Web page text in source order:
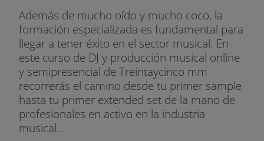
- Canales de grupo
- Canales VCA
- Configuración de medidores y panorámica
- Efectos de inserción: Procesadores de dinámica.
Procesadores de efecto
- Ecualización
Además de mucho oído y mucho coco, la
formación especializada es fundamental para
llegar a tener éxito en el sector musical. En
este curso de DJ y producción musical online
y semipresencial de Treintaycinco mm
recorrerás el camino desde tu primer sample
hasta tu primer extended set de la mano de
profesionales en activo en la industria
musical...